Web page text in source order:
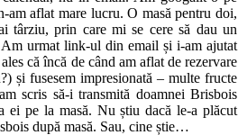
am aflat mare lucru.O masă pentru doi,
târziu, prin care mi se cere să dau un
urmat link-ul din email și i-am ajutat
că încă de când am aflat de rezervare
și fusesem impresionată – multe fructe
scris să-i transmită doamnei Brisbois
ei pe la masă. Nu știu dacă le-a plăcut
după masă. Sau, cine știe…